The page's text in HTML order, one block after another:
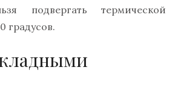
подвергать термической
градусов.